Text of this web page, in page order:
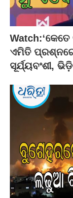
ଏମିତି
ସୂର୍ଯ୍ୟବଂଶୀ,